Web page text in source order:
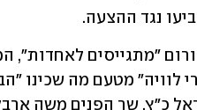
נגד ההצעה.